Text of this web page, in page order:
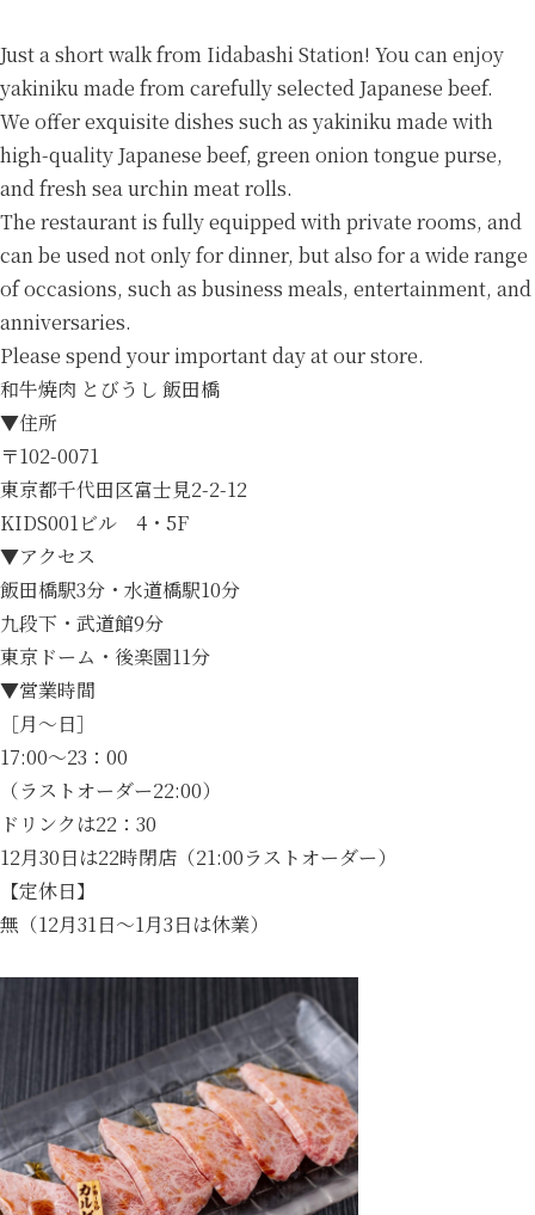
Just a short walk from Iidabashi Station! You can enjoy
yakiniku made from carefully selected Japanese beef.
We offer exquisite dishes such as yakiniku made with
high-quality Japanese beef, green onion tongue purse,
and fresh sea urchin meat rolls.
The restaurant is fully equipped with private rooms, and
can be used not only for dinner, but also for a wide range
of occasions, such as business meals, entertainment, and
anniversaries.
Please spend your important day at our store.
和牛焼肉 とびうし 飯田橋
▼住所
〒102-0071
東京都千代田区富士見2-2-12
KIDS001ビル 4・5F
▼アクセス
飯田橋駅3分・水道橋駅10分
九段下・武道館9分
東京ドーム・後楽園11分
▼営業時間
［月～日］
17:00～23：00
（ラストオーダー22:00）
ドリンクは22：30
12月30日は22時閉店（21:00ラストオーダー）
【定休日】
無（12月31日～1月3日は休業）